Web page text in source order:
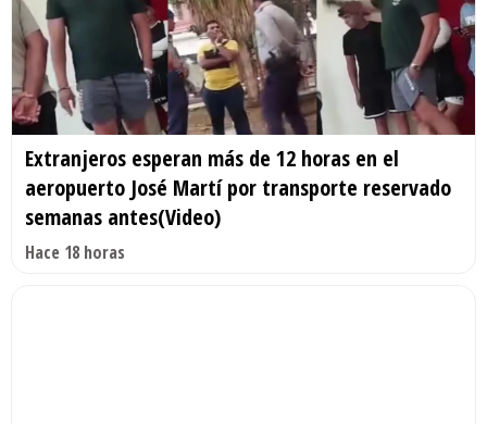
Extranjeros esperan más de 12 horas en el
aeropuerto José Martí por transporte reservado
semanas antes(Video)
Hace 18 horas